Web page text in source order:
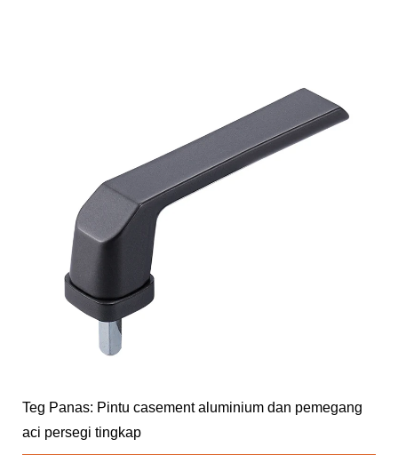
Teg Panas: Pintu casement aluminium dan pemegang
aci persegi tingkap